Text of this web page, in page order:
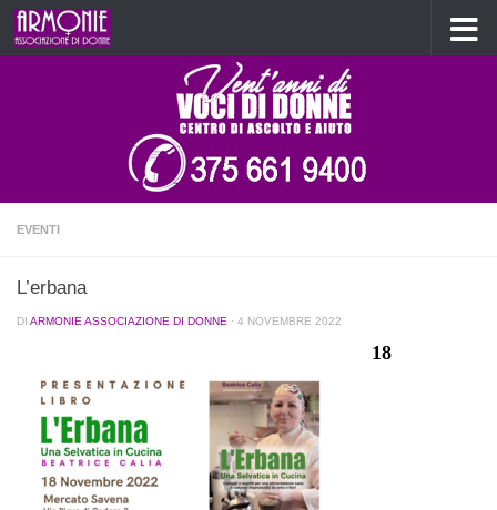
Salta al contenuto
EVENTI
L’erbana
DI ARMONIE ASSOCIAZIONE DI DONNE · 4 NOVEMBRE 2022
18